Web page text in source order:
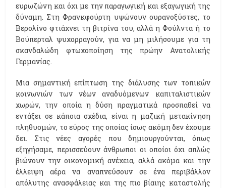
ευρωζώνη και όχι με την παραγωγική και εξαγωγική της
δύναμη. Στη Φρανκφούρτη υψώνουν ουρανοξύστες, το
Βερολίνο φτιάχνει τη βιτρίνα του, αλλά η Φούλντα ή το
Βούπερταλ ψυχορραγούν, για να μη μιλήσουμε για τη
σκανδαλώδη φτωχοποίηση της πρώην Ανατολικής
Γερμανίας.
Μια σημαντική επίπτωση της διάλυσης των τοπικών
κοινωνιών των νέων αναδυόμενων καπιταλιστικών
χωρών, την οποία η δύση πραγματικά προσπαθεί να
εντάξει σε κάποια σχέδια, είναι η μαζική μετακίνηση
πληθυσμών, το εύρος της οποίας ίσως ακόμη δεν έχουμε
δει. Στις νέες αγορές που δημιουργούνται, όπως
εξηγήσαμε, περισσεύουν άνθρωποι οι οποίοι όχι απλώς
βιώνουν την οικονομική ανέχεια, αλλά ακόμα και την
έλλειψη αέρα να αναπνεύσουν σε ένα περιβάλλον
απόλυτης ανασφάλειας και της πιο βίαιης καταστολής